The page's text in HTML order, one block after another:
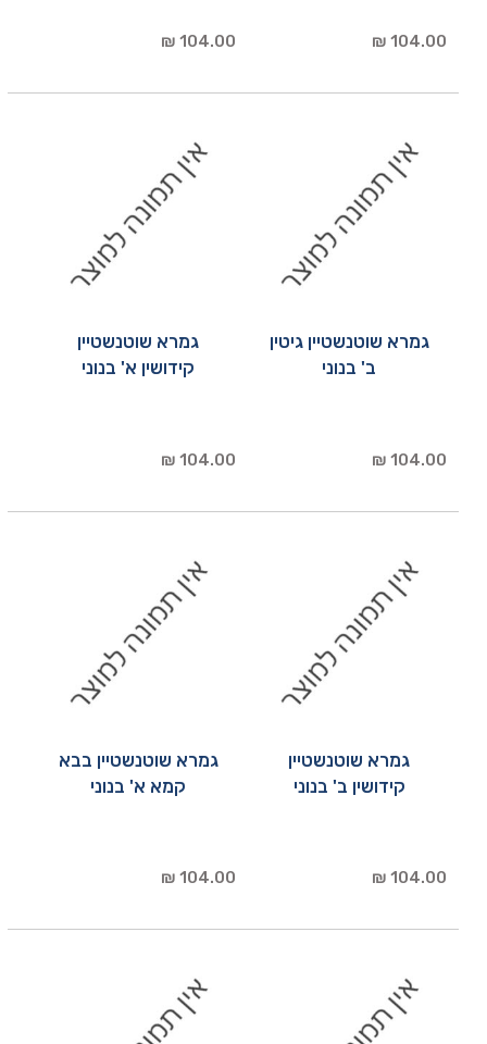
104.00 ₪
104.00 ₪
גמרא שוטנשטיין גיטין
ב' בנוני
104.00 ₪
גמרא שוטנשטיין
קידושין א' בנוני
104.00 ₪
גמרא שוטנשטיין
קידושין ב' בנוני
104.00 ₪
גמרא שוטנשטיין בבא
קמא א' בנוני
104.00 ₪